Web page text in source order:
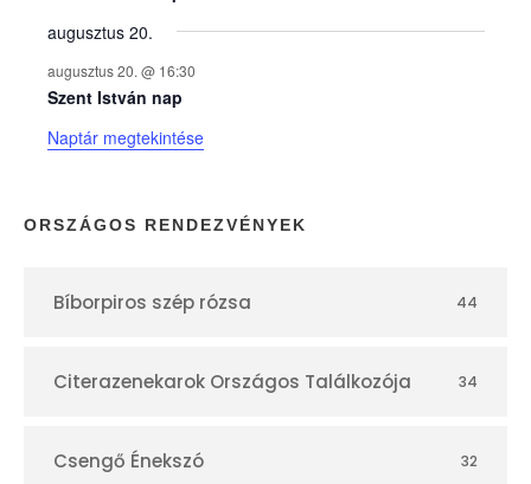
k
n
a
p
r
augusztus 20.
augusztus 20. @ 16:30
Szent István nap
Naptár megtekintése
ORSZÁGOS RENDEZVÉNYEK
Bíborpiros szép rózsa 44
Citerazenekarok Országos Találkozója 34
Csengő Énekszó 32